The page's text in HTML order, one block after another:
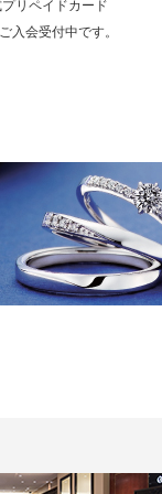
リペイドカード
入会受付中です。